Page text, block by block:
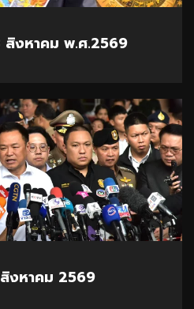
สิงหาคม พ.ศ.2569
งหาคม 2569